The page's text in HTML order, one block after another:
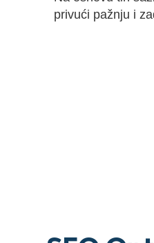
privući pažnju i